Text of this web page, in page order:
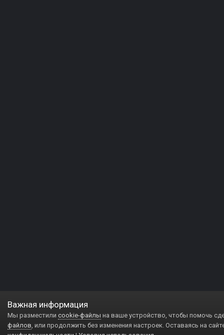
Важная информация
Мы разместили cookie-файлы на ваше устройство, чтобы помочь
файлов, или продолжить без изменения настроек. Оставаясь на